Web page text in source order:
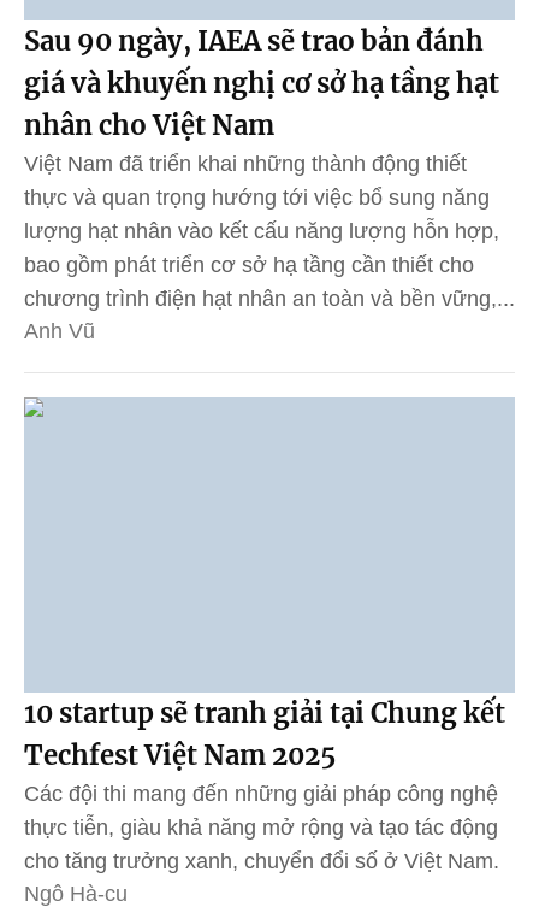
Sau 90 ngày, IAEA sẽ trao bản đánh
giá và khuyến nghị cơ sở hạ tầng hạt
nhân cho Việt Nam
Việt Nam đã triển khai những thành động thiết
thực và quan trọng hướng tới việc bổ sung năng
lượng hạt nhân vào kết cấu năng lượng hỗn hợp,
bao gồm phát triển cơ sở hạ tầng cần thiết cho
chương trình điện hạt nhân an toàn và bền vững,...
Anh Vũ
10 startup sẽ tranh giải tại Chung kết
Techfest Việt Nam 2025
Các đội thi mang đến những giải pháp công nghệ
thực tiễn, giàu khả năng mở rộng và tạo tác động
cho tăng trưởng xanh, chuyển đổi số ở Việt Nam.
Ngô Hà-cu